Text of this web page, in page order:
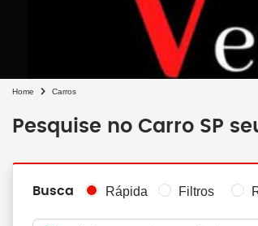
Home Carros
Pesquise no Carro SP
Busca Rápida Filtros